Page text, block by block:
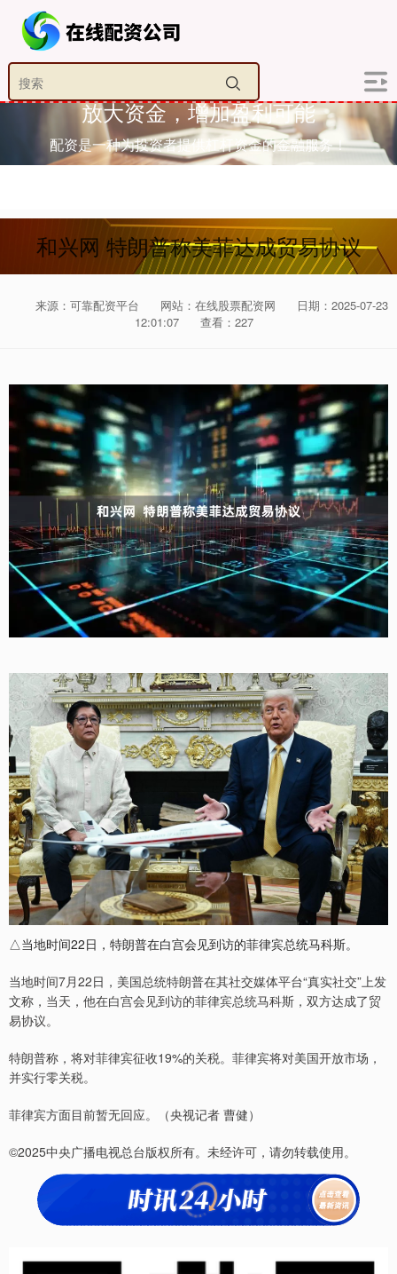
放大资金，增加盈利可能
配资是一种为投资者提供杠杆资金的金融服务！
和兴网 特朗普称美菲达成贸易协议
来源：可靠配资平台 网站：在线股票配资网
日期：2025-07-23
12:01:07
查看：227
△当地时间22日，特朗普在白宫会见到访的菲律宾总统马科斯。
当地时间7月22日，美国总统特朗普在其社交媒体平台“真实社交”上发
文称，当天，他在白宫会见到访的菲律宾总统马科斯，双方达成了贸
易协议。
特朗普称，将对菲律宾征收19%的关税。菲律宾将对美国开放市场，
并实行零关税。
菲律宾方面目前暂无回应。（央视记者 曹健）
©2025中央广播电视总台版权所有。未经许可，请勿转载使用。